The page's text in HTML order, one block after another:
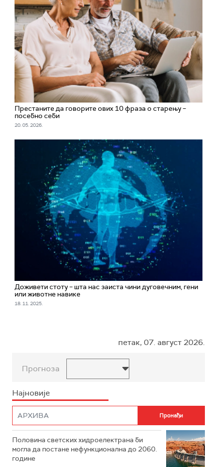
Престаните да говорите ових 10 фраза о старењу –
посебно себи
20. 05. 2026.
Доживети стоту – шта нас заиста чини дуговечним, гени
или животне навике
18. 11. 2025.
петак, 07. август 2026.
Прогноза
Најновије
Половина светских хидроелектрана би
могла да постане нефункционална до 2060.
године